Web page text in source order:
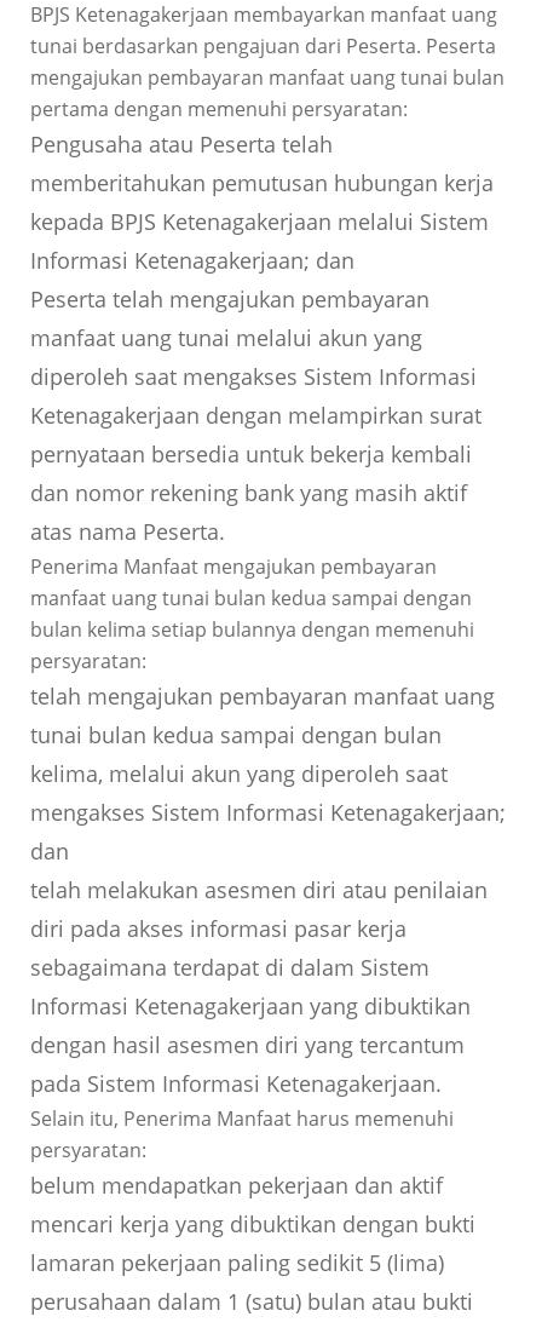
BPJS Ketenagakerjaan membayarkan manfaat uang
tunai berdasarkan pengajuan dari Peserta. Peserta
mengajukan pembayaran manfaat uang tunai bulan
pertama dengan memenuhi persyaratan:
Pengusaha atau Peserta telah
memberitahukan pemutusan hubungan kerja
kepada BPJS Ketenagakerjaan melalui Sistem
Informasi Ketenagakerjaan; dan
Peserta telah mengajukan pembayaran
manfaat uang tunai melalui akun yang
diperoleh saat mengakses Sistem Informasi
Ketenagakerjaan dengan melampirkan surat
pernyataan bersedia untuk bekerja kembali
dan nomor rekening bank yang masih aktif
atas nama Peserta.
Penerima Manfaat mengajukan pembayaran
manfaat uang tunai bulan kedua sampai dengan
bulan kelima setiap bulannya dengan memenuhi
persyaratan:
telah mengajukan pembayaran manfaat uang
tunai bulan kedua sampai dengan bulan
kelima, melalui akun yang diperoleh saat
mengakses Sistem Informasi Ketenagakerjaan;
dan
telah melakukan asesmen diri atau penilaian
diri pada akses informasi pasar kerja
sebagaimana terdapat di dalam Sistem
Informasi Ketenagakerjaan yang dibuktikan
dengan hasil asesmen diri yang tercantum
pada Sistem Informasi Ketenagakerjaan.
Selain itu, Penerima Manfaat harus memenuhi
persyaratan:
belum mendapatkan pekerjaan dan aktif
mencari kerja yang dibuktikan dengan bukti
lamaran pekerjaan paling sedikit 5 (lima)
perusahaan dalam 1 (satu) bulan atau bukti